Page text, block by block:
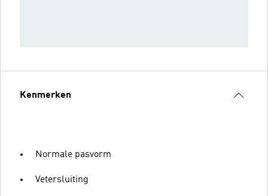
Kenmerken
Normale pasvorm
Vetersluiting